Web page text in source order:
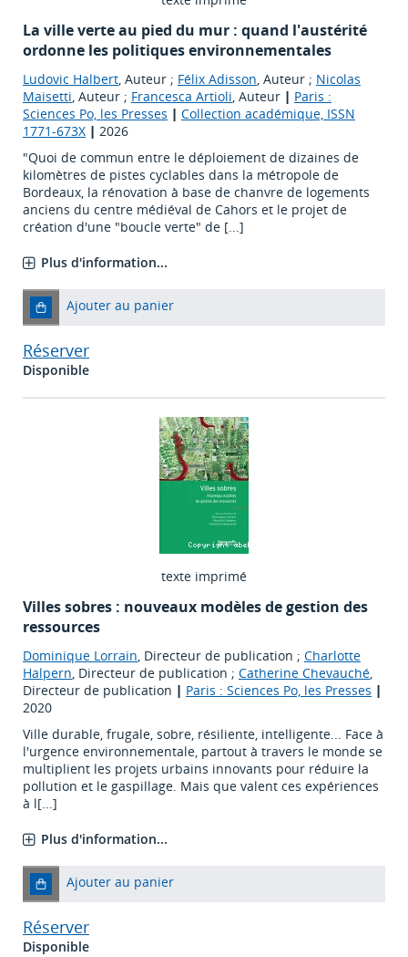
La ville verte au pied du mur : quand l'austérité
ordonne les politiques environnementales
Ludovic Halbert, Auteur ; Félix Adisson, Auteur ; Nicolas
Maisetti, Auteur ; Francesca Artioli, Auteur | Paris :
Sciences Po, les Presses | Collection académique, ISSN
1771-673X | 2026
"Quoi de commun entre le déploiement de dizaines de
kilomètres de pistes cyclables dans la métropole de
Bordeaux, la rénovation à base de chanvre de logements
anciens du centre médiéval de Cahors et le projet de
création d'une "boucle verte" de [...]
Plus d'information...
Ajouter au panier
Réserver
Disponible
texte imprimé
Villes sobres : nouveaux modèles de gestion des
ressources
Dominique Lorrain, Directeur de publication ; Charlotte
Halpern, Directeur de publication ; Catherine Chevauché,
Directeur de publication | Paris : Sciences Po, les Presses |
2020
Ville durable, frugale, sobre, résiliente, intelligente... Face à
l'urgence environnementale, partout à travers le monde se
multiplient les projets urbains innovants pour réduire la
pollution et le gaspillage. Mais que valent ces expériences
à l[...]
Plus d'information...
Ajouter au panier
Réserver
Disponible